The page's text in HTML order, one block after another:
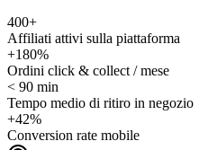
400+
Affiliati attivi sulla piattaforma
+180%
Ordini click & collect / mese
< 90 min
Tempo medio di ritiro in negozio
+42%
Conversion rate mobile